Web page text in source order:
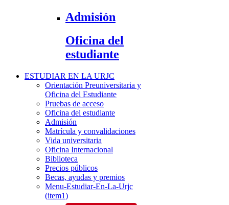
Admisión
Oficina del
estudiante
ESTUDIAR EN LA URJC
Orientación Preuniversitaria y
Oficina del Estudiante
Pruebas de acceso
Oficina del estudiante
Admisión
Matrícula y convalidaciones
Vida universitaria
Oficina Internacional
Biblioteca
Precios públicos
Becas, ayudas y premios
Menu-Estudiar-En-La-Urjc
(item1)